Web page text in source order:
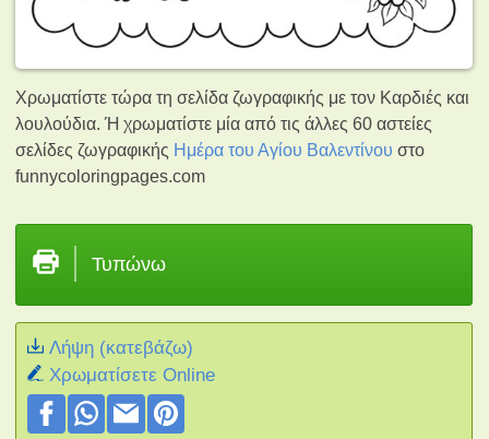
Χρωματίστε τώρα τη σελίδα ζωγραφικής με τον Καρδιές και
λουλούδια. Ή χρωματίστε μία από τις άλλες 60 αστείες
σελίδες ζωγραφικής Ημέρα του Αγίου Βαλεντίνου στο
funnycoloringpages.com
Τυπώνω
Λήψη (κατεβάζω)
Xρωματίσετε Online